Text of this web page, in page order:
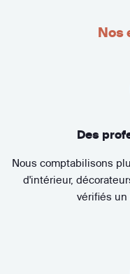
Nos
Des
Nous comptabilisons
d'intérieur,
vérifiés un